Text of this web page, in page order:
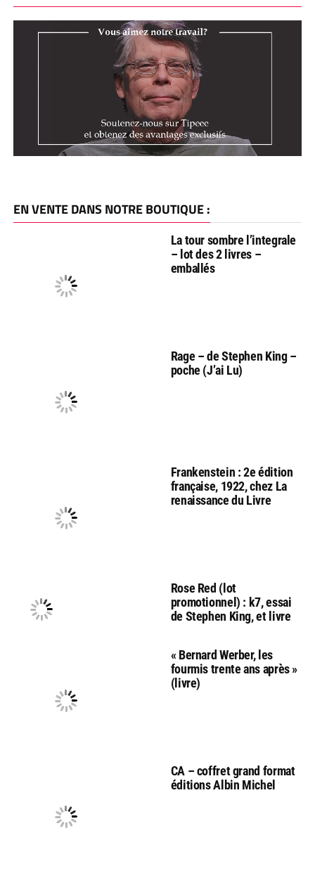
EN VENTE DANS NOTRE BOUTIQUE :
La tour sombre l’integrale
– lot des 2 livres –
emballés
Rage – de Stephen King –
poche (J’ai Lu)
Frankenstein : 2e édition
française, 1922, chez La
renaissance du Livre
Rose Red (lot
promotionnel) : k7, essai
de Stephen King, et livre
« Bernard Werber, les
fourmis trente ans après »
(livre)
CA – coffret grand format
éditions Albin Michel